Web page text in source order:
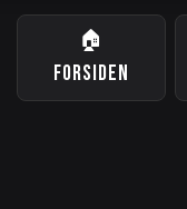
🏠
FORSIDEN